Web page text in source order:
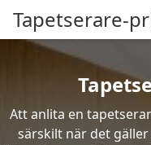
Tapetserare-
Att anlita en
särskilt när det